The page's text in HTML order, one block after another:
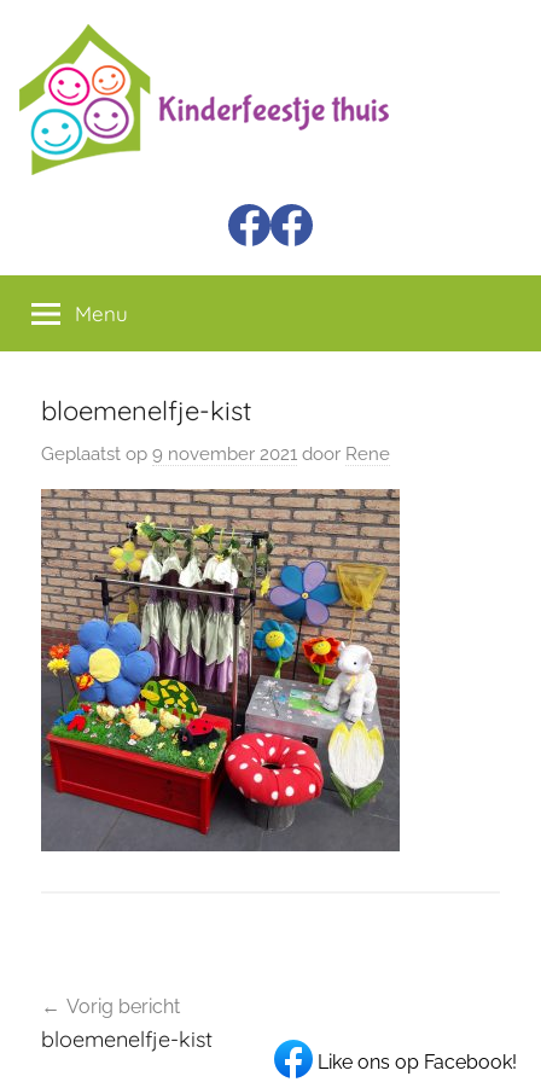
de
inhoud
Kinder
Feestje
Thuis
Themafeest
kisten
FacebookVerzendboxen
Menu
bloemenelfje-kist
Geplaatst op 9 november 2021 door Rene
navigatie
Vorig bericht
bloemenelfje-kist
Like ons op Facebook!